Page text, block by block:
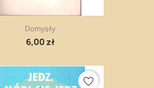
Domysły
6,00 zł
favorite_border